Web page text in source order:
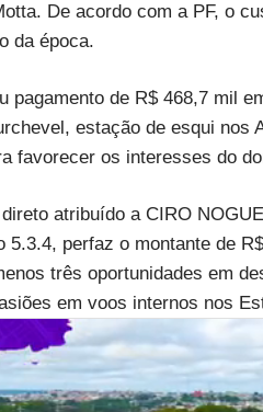
De acordo com a PF, o
da época.
pagamento de R$ 468,7 mil
estação de esqui nos
favorecer os interesses do
atribuído a CIRO
perfaz o montante de
três oportunidades em
em voos internos nos